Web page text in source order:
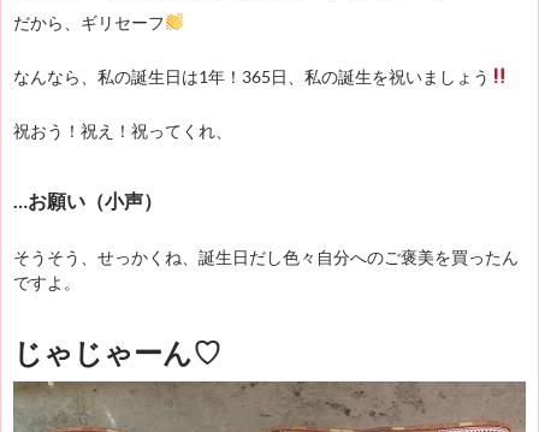
だから、ギリセーフ
なんなら、私の誕生日は1年！365日、私の誕生を祝いましょう
祝おう！祝え！祝ってくれ、
…お願い（小声）
そうそう、せっかくね、誕生日だし色々自分へのご褒美を買ったん
ですよ。
じゃじゃーん♡